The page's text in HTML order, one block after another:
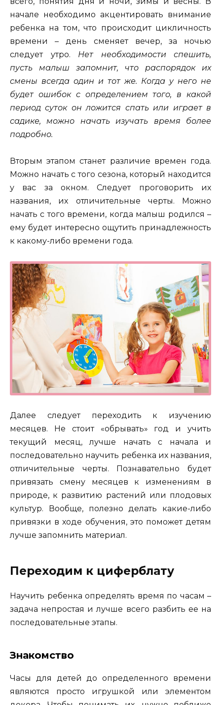
начале необходимо акцентировать внимание
ребенка на том, что происходит цикличность
времени – день сменяет вечер, за ночью
следует утро. Нет необходимости спешить,
пусть малыш запомнит, что распорядок их
смены всегда один и тот же. Когда у него не
будет ошибок с определением того, в какой
период суток он ложится спать или играет в
садике, можно начать изучать время более
подробно.
Вторым этапом станет различие времен года.
Можно начать с того сезона, который находится
у вас за окном. Следует проговорить их
названия, их отличительные черты. Можно
начать с того времени, когда малыш родился –
ему будет интересно ощутить принадлежность
к какому-либо времени года.
Далее следует переходить к изучению
месяцев. Не стоит «обрывать» год и учить
текущий месяц, лучше начать с начала и
последовательно научить ребенка их названия,
отличительные черты. Познавательно будет
привязать смену месяцев к изменениям в
природе, к развитию растений или плодовых
культур. Вообще, полезно делать какие-либо
привязки в ходе обучения, это поможет детям
лучше запомнить материал.
Переходим к циферблату
Научить ребенка определять время по часам –
задача непростая и лучше всего разбить ее на
последовательные этапы.
Знакомство
Часы для детей до определенного времени
являются просто игрушкой или элементом